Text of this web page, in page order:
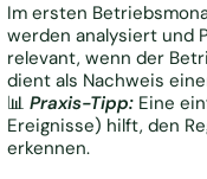
Im ersten
werden analysiert und
relevant, wenn der
dient als Nachweis
📊 Praxis-Tipp:Eine
Ereignisse) hilft, den
erkennen.